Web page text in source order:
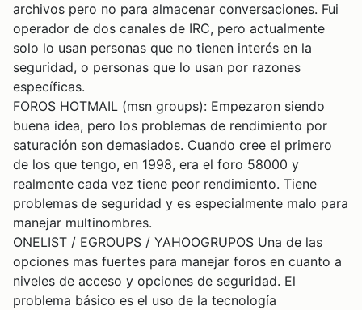
archivos pero no para almacenar conversaciones. Fui
operador de dos canales de IRC, pero actualmente
solo lo usan personas que no tienen interés en la
seguridad, o personas que lo usan por razones
específicas.
FOROS HOTMAIL (msn groups): Empezaron siendo
buena idea, pero los problemas de rendimiento por
saturación son demasiados. Cuando cree el primero
de los que tengo, en 1998, era el foro 58000 y
realmente cada vez tiene peor rendimiento. Tiene
problemas de seguridad y es especialmente malo para
manejar multinombres.
ONELIST / EGROUPS / YAHOOGRUPOS Una de las
opciones mas fuertes para manejar foros en cuanto a
niveles de acceso y opciones de seguridad. El
problema básico es el uso de la tecnología